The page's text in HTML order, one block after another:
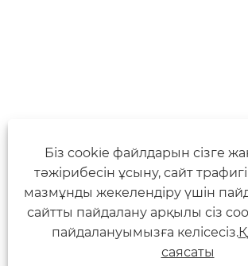
Біз cookie файлдарын сізге
тәжірибесін ұсыну, сайт
мазмұнды жекелендіру үшін
сайтты пайдалану арқылы сіз
пайдалануымызға келісесіз.
саясаты